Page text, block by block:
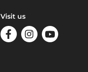
Visit us